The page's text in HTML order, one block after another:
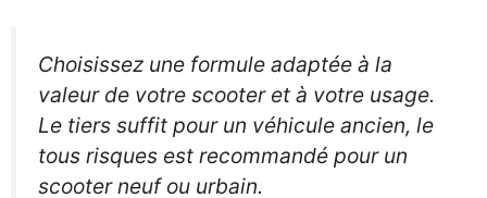
Choisissez une formule adaptée à la
valeur de votre scooter et à votre usage.
Le tiers suffit pour un véhicule ancien, le
tous risques est recommandé pour un
scooter neuf ou urbain.